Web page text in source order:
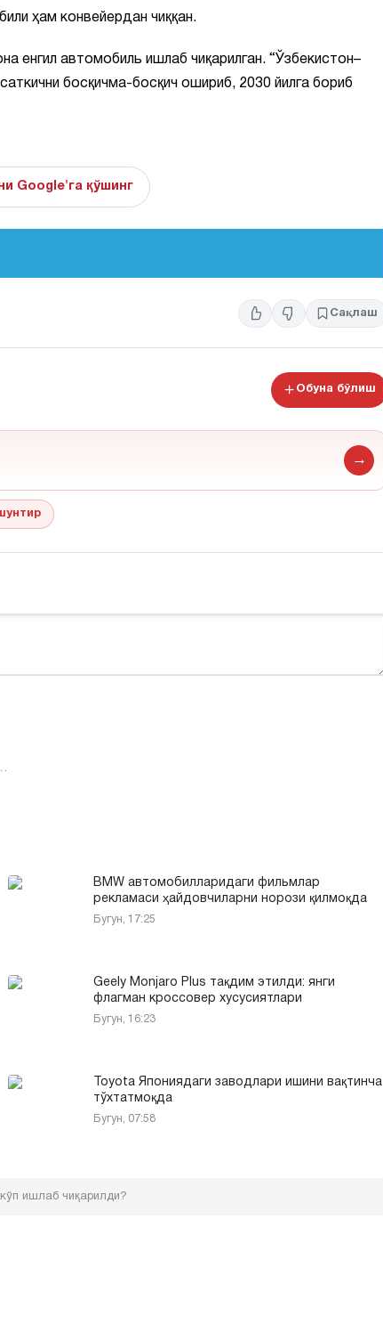
ҳам конвейердан чиққан.
енгил автомобиль ишлаб чиқарилган. “Ўзбекистон–
босқичма-босқич ошириб, 2030 йилга бориб
Google'га қўшинг
Сақлаш
Обуна бўлиш
→
BMW автомобилларидаги фильмлар
рекламаси ҳайдовчиларни норози қилмоқда
Бугун, 17:25
Geely Monjaro Plus тақдим этилди: янги
флагман кроссовер хусусиятлари
Бугун, 16:23
Toyota Япониядаги заводлари ишини вақтинча
тўхтатмоқда
Бугун, 07:58
кўп ишлаб чиқарилди?